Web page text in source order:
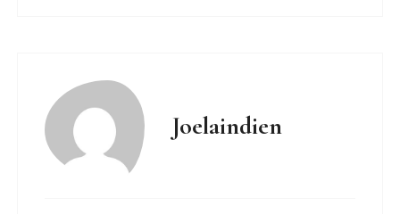
Joelaindien